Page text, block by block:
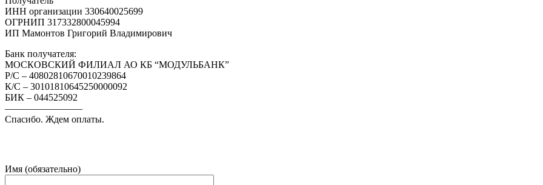
ИНН организации 330640025699
ОГРНИП 317332800045994
ИП Мамонтов Григорий Владимирович
Банк получателя:
МОСКОВСКИЙ ФИЛИАЛ АО КБ “МОДУЛЬБАНК”
Р/С – 40802810670010239864
К/С – 30101810645250000092
БИК – 044525092
————————
Спасибо. Ждем оплаты.
Имя (обязательно)